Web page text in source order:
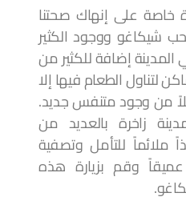
خاصة على إنهاك صحتنا
شيكاغو ووجود الكثير
المدينة إضافة للكثير من
لتناول الطعام فيها إلا
من وجود متنفس جديد.
زاخرة بالعديد من
ملائماً للتأمل وتصفية
وقم بزيارة هذه